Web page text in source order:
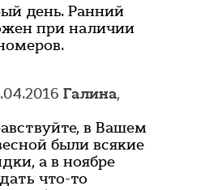
день. Ранний
при наличии
Галина,
в Вашем
были всякие
а в ноябре
что-то